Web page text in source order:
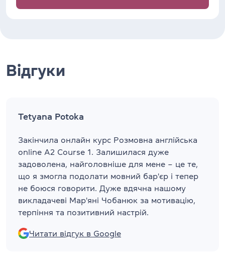
Відгуки
Tetyana Potoka
Закінчила онлайн курс Розмовна англійська
online A2 Course 1. Залишилася дуже
задоволена, найголовніше для мене – це те,
що я змогла подолати мовний бар'єр і тепер
не боюся говорити. Дуже вдячна нашому
викладачеві Мар'яні Чобанюк за мотивацію,
терпіння та позитивний настрій.
Читати відгук в Google